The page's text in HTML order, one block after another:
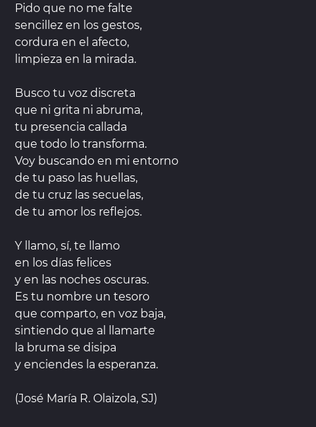
Pido que no me falte
sencillez en los gestos,
cordura en el afecto,
limpieza en la mirada.
Busco tu voz discreta
que ni grita ni abruma,
tu presencia callada
que todo lo transforma.
Voy buscando en mi entorno
de tu paso las huellas,
de tu cruz las secuelas,
de tu amor los reflejos.
Y llamo, sí, te llamo
en los días felices
y en las noches oscuras.
Es tu nombre un tesoro
que comparto, en voz baja,
sintiendo que al llamarte
la bruma se disipa
y enciendes la esperanza.
(José María R. Olaizola, SJ)